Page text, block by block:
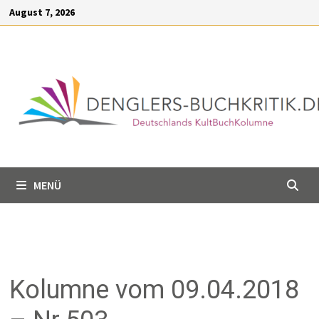
springen
August 7, 2026
MENÜ
Kolumne vom 09.04.2018